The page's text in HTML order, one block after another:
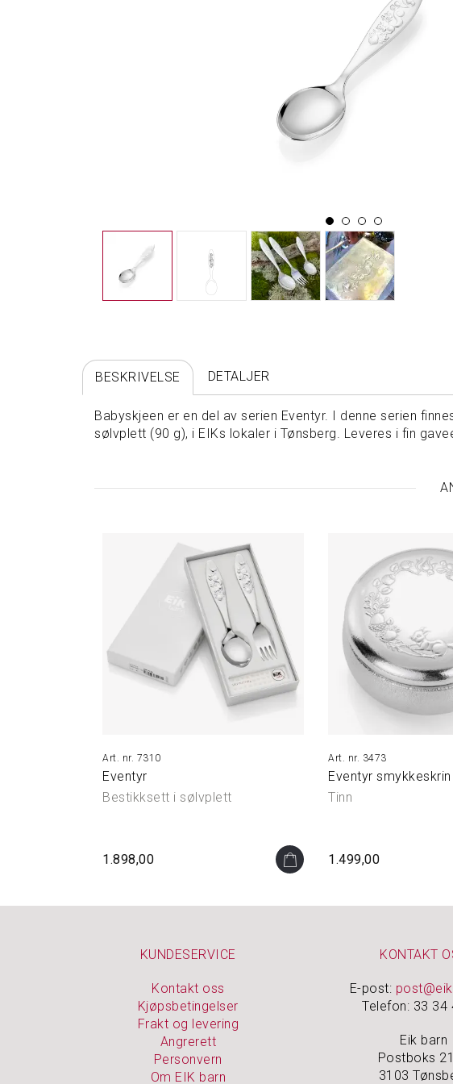
BESKRIVELSE DETALJER
Babyskjeen er en del av serien Eventyr. I denne serien
sølvplett (90 g), i EIKs lokaler i Tønsberg. Leveres i fin
7310
Eventyr
Bestikksett i sølvplett
1.898,00
3473
Eventyr smykkeskrin
Tinn
1.499,00
KUNDESERVICE
Kontakt oss
Kjøpsbetingelser
Frakt og levering
Angrerett
Personvern
Om EIK barn
KONTAKT
E-post:
Telefon: 33 34
Eik barn
Postboks
3103